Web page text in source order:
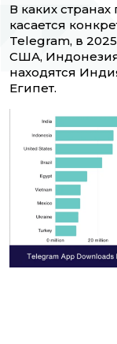
В каких
касается
Telegram, в
США, Индонезия
находятся
Египет.